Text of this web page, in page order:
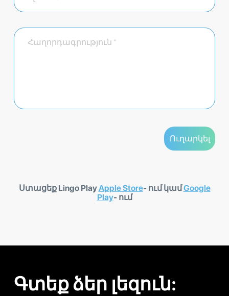
Ստացեք Lingo PlayApple Store- ում կամGoogle
Play- ում
Գտեք ձեր լեզուն: